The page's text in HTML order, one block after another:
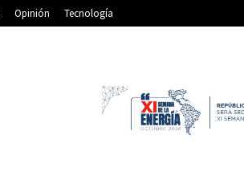
Opinión Tecnología